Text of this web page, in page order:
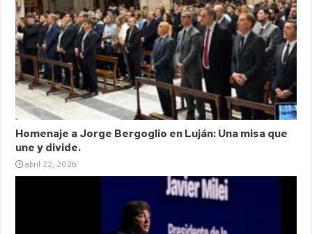
Homenaje a Jorge Bergoglio en Luján: Una misa que
une y divide.
abril 22, 2026